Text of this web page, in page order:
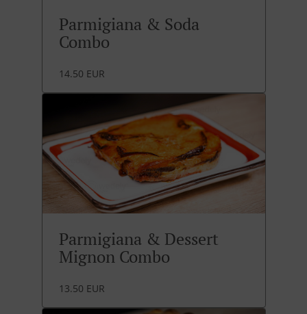
Parmigiana & Soda
Combo
14.50 EUR
Parmigiana & Dessert
Mignon Combo
13.50 EUR